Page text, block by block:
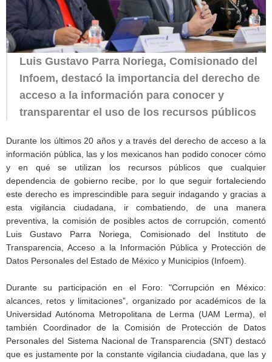
Luis Gustavo Parra Noriega, Comisionado del
Infoem, destacó la importancia del derecho de
acceso a la información para conocer y
transparentar el uso de los recursos públicos
Durante los últimos 20 años y a través del derecho de acceso a la
información pública, las y los mexicanos han podido conocer cómo
y en qué se utilizan los recursos públicos que cualquier
dependencia de gobierno recibe, por lo que seguir fortaleciendo
este derecho es imprescindible para seguir indagando y gracias a
esta vigilancia ciudadana, ir combatiendo, de una manera
preventiva, la comisión de posibles actos de corrupción, comentó
Luis Gustavo Parra Noriega, Comisionado del Instituto de
Transparencia, Acceso a la Información Pública y Protección de
Datos Personales del Estado de México y Municipios (Infoem).
Durante su participación en el Foro: "Corrupción en México:
alcances, retos y limitaciones”, organizado por académicos de la
Universidad Autónoma Metropolitana de Lerma (UAM Lerma), el
también Coordinador de la Comisión de Protección de Datos
Personales del Sistema Nacional de Transparencia (SNT) destacó
que es justamente por la constante vigilancia ciudadana, que las y